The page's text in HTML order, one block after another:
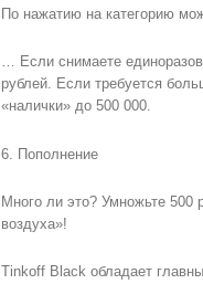
По нажатию на категорию
… Если снимаете
рублей. Если требуется
«налички» до 500 000.
6. Пополнение
Много ли это? Умножьте 500
воздуха»!
Tinkoff Black обладает